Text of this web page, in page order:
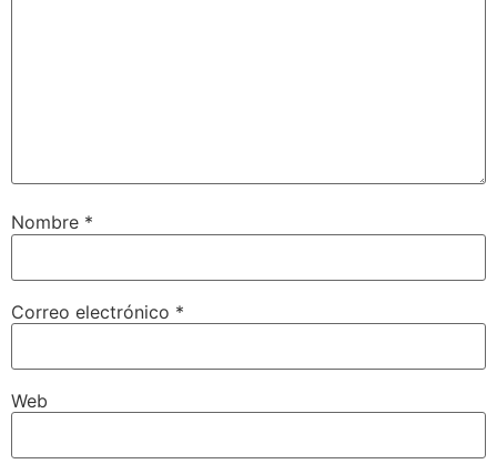
Nombre *
Correo electrónico *
Web